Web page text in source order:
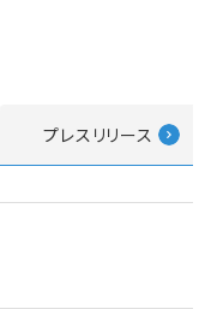
プレスリリース